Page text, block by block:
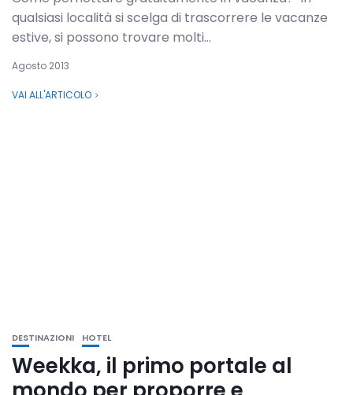
qualsiasi località si scelga di trascorrere le vacanze
estive, si possono trovare molti...
Agosto 2013
VAI ALL'ARTICOLO
DESTINAZIONI HOTEL
Weekka, il primo portale al